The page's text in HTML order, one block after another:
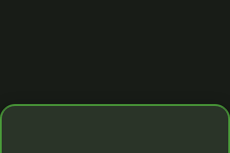
https://tulipbett.net/